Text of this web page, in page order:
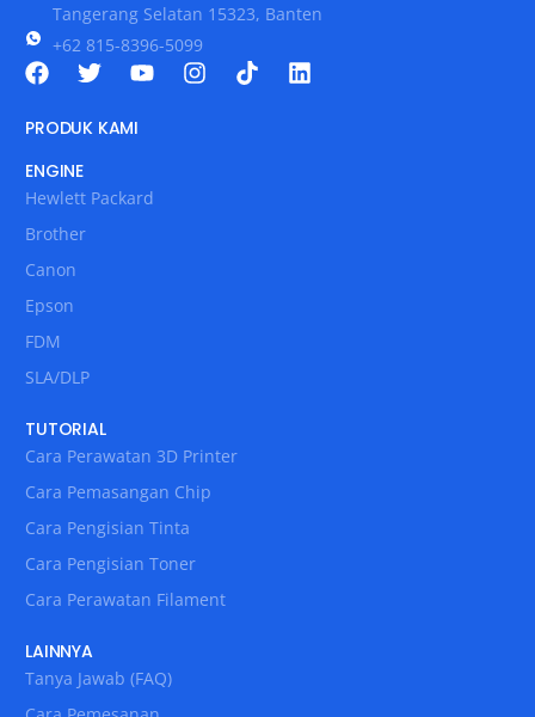
Tangerang Selatan 15323, Banten
+62 815-8396-5099
PRODUK KAMI
ENGINE
Hewlett Packard
Brother
Canon
Epson
FDM
SLA/DLP
TUTORIAL
Cara Perawatan 3D Printer
Cara Pemasangan Chip
Cara Pengisian Tinta
Cara Pengisian Toner
Cara Perawatan Filament
LAINNYA
Tanya Jawab (FAQ)